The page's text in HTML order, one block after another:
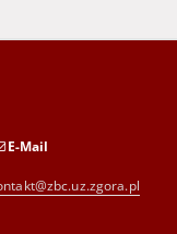
E-Mail